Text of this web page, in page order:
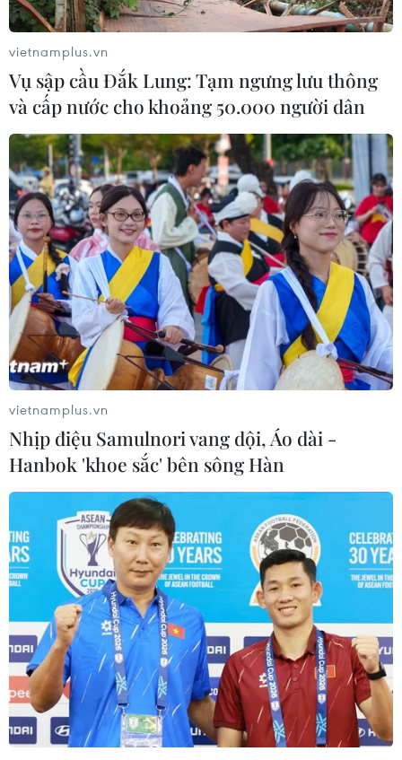
vietnamplus.vn
Vụ sập cầu Đắk Lung: Tạm ngưng lưu thông
và cấp nước cho khoảng 50.000 người dân
vietnamplus.vn
Nhịp điệu Samulnori vang dội, Áo dài -
Hanbok 'khoe sắc' bên sông Hàn